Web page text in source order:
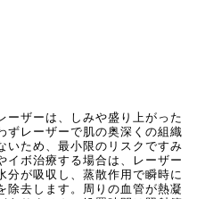
ーザーは、しみや盛り上がった
ずレーザーで肌の奥深くの組織
いため、最小限のリスクですみ
イボ治療する場合は、レーザー
分が吸収し、蒸散作用で瞬時に
除去します。周りの血管が熱凝